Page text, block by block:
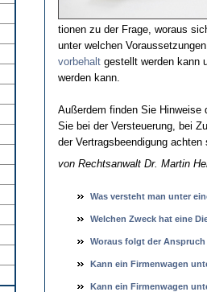
tio­nen zu der Fra­ge, wor­aus
un­ter wel­chen
vor­be­haltge­stellt wer­den kann
wer­den kann.
Au­ßer­dem fin­den Sie Hin­wei­se
Sie bei der Ver­steue­rung, bei
der Ver­trags­be­en­di­gung ach­ten
von Rechts­an­walt Dr. Mar­tin
Was ver­steht man un­ter
Wel­chen Zweck hat ei­ne
Wor­aus folgt der
Kann ein Fir­men­wa­gen
Kann ein Fir­men­wa­gen